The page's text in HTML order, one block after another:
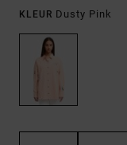
KLEUR Dusty Pink